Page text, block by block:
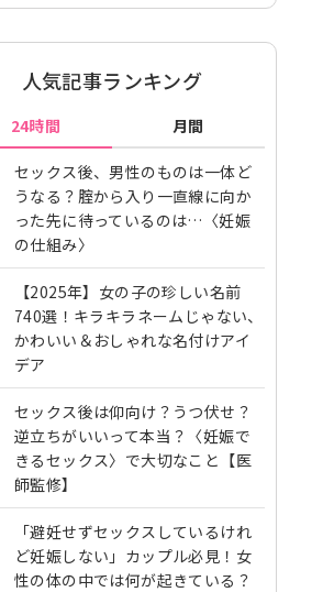
人気記事ランキング
24時間 月間
セックス後、男性のものは一体ど
うなる？腟から入り一直線に向か
った先に待っているのは…〈妊娠
の仕組み〉
【2025年】女の子の珍しい名前
740選！キラキラネームじゃない、
かわいい＆おしゃれな名付けアイ
デア
セックス後は仰向け？うつ伏せ？
逆立ちがいいって本当？〈妊娠で
きるセックス〉で大切なこと【医
師監修】
「避妊せずセックスしているけれ
ど妊娠しない」カップル必見！女
性の体の中では何が起きている？